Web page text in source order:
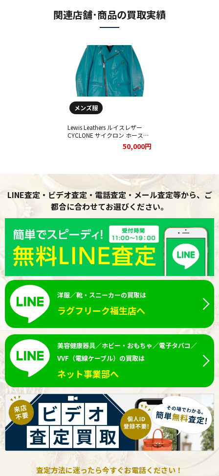
関連店舗･商品の買取実績
メンズ服
Lewis Leathers ルイスレザー
CYCLONE サイクロン ホースハ
イド ダブル ライダースジャケ
ットをお買取りさせていただき
50,000円
LINE査定・ビデオ査定・電話査定・メール査定等から、ご
都合に合わせてお選びください。
洋服／靴・スニーカーの買取は
ラグフリーク福生店へ
美容健康器具／ホビー・おもちゃ／電子タバコ／
VVF（電線ケーブル）の買取は
ネット事業部へ
査定方法に迷ったら今すぐお電話ください！